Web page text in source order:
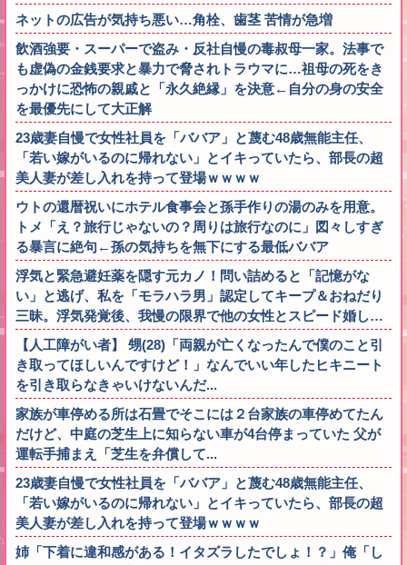
ネットの広告が気持ち悪い…角栓、歯茎 苦情が急増
飲酒強要・スーパーで盗み・反社自慢の毒叔母一家。法事で
も虚偽の金銭要求と暴力で脅されトラウマに…祖母の死をき
っかけに恐怖の親戚と「永久絶縁」を決意←自分の身の安全
を最優先にして大正解
23歳妻自慢で女性社員を「ババア」と蔑む48歳無能主任、
「若い嫁がいるのに帰れない」とイキっていたら、部長の超
美人妻が差し入れを持って登場ｗｗｗｗ
ウトの還暦祝いにホテル食事会と孫手作りの湯のみを用意。
トメ「え？旅行じゃないの？周りは旅行なのに」図々しすぎ
る暴言に絶句←孫の気持ちを無下にする最低ババア
浮気と緊急避妊薬を隠す元カノ！問い詰めると「記憶がな
い」と逃げ、私を「モラハラ男」認定してキープ＆おねだり
三昧。浮気発覚後、我慢の限界で他の女性とスピード婚し…
【人工障がい者】 甥(28)「両親が亡くなったんで僕のこと引
き取ってほしいんですけど！」なんでいい年したヒキニート
を引き取らなきゃいけないんだ...
家族が車停める所は石畳でそこには２台家族の車停めてたん
だけど、中庭の芝生上に知らない車が4台停まっていた 父が
運転手捕まえ「芝生を弁償して...
23歳妻自慢で女性社員を「ババア」と蔑む48歳無能主任、
「若い嫁がいるのに帰れない」とイキっていたら、部長の超
美人妻が差し入れを持って登場ｗｗｗｗ
姉「下着に違和感がある！イタズラしたでしょ！？」俺「し